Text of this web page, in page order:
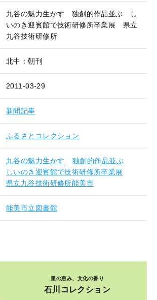
九谷の魅力生かす 独創的作品並ぶ し
いのき迎賓館で技術研修所卒業展 県立
九谷技術研修所
北中：朝刊
2011-03-29
新聞記事
ふるさとコレクション
九谷の魅力生かす
独創的作品並ぶ
しいのき迎賓館で技術研修所卒業展
県立九谷技術研修所能美市
能美市立図書館
里の恵み、文化の香り
石川コレクション